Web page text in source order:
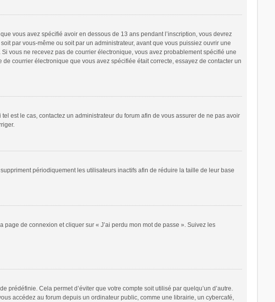
vous avez spécifié avoir en dessous de 13 ans pendant l’inscription, vous devrez
par vous-même ou soit par un administrateur, avant que vous puissiez ouvrir une
vous ne recevez pas de courrier électronique, vous avez probablement spécifié une
courrier électronique que vous avez spécifiée était correcte, essayez de contacter un
est le cas, contactez un administrateur du forum afin de vous assurer de ne pas avoir
périodiquement les utilisateurs inactifs afin de réduire la taille de leur base
de connexion et cliquer sur « J’ai perdu mon mot de passe ». Suivez les
Cela permet d’éviter que votre compte soit utilisé par quelqu’un d’autre.
accédez au forum depuis un ordinateur public, comme une librairie, un cybercafé,